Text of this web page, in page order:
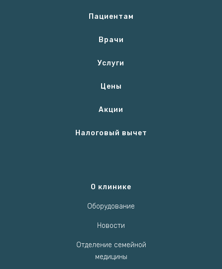
Пациентам
Врачи
Услуги
Цены
Акции
Налоговый вычет
О клинике
Оборудование
Новости
Отделение семейной
медицины